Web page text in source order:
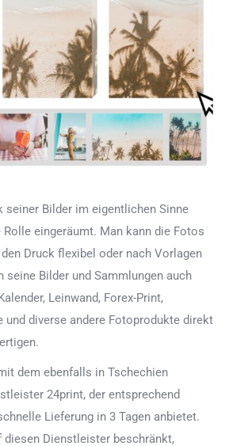
seiner Bilder im eigentlichen Sinne
eingeräumt. Man kann die Fotos
Druck flexibel oder nach Vorlagen
seine Bilder und Sammlungen auch
Leinwand, Forex-Print,
und diverse andere Fotoprodukte direkt
dem ebenfalls in Tschechien
24print, der entsprechend
Lieferung in 3 Tagen anbietet.
Dienstleister beschränkt,